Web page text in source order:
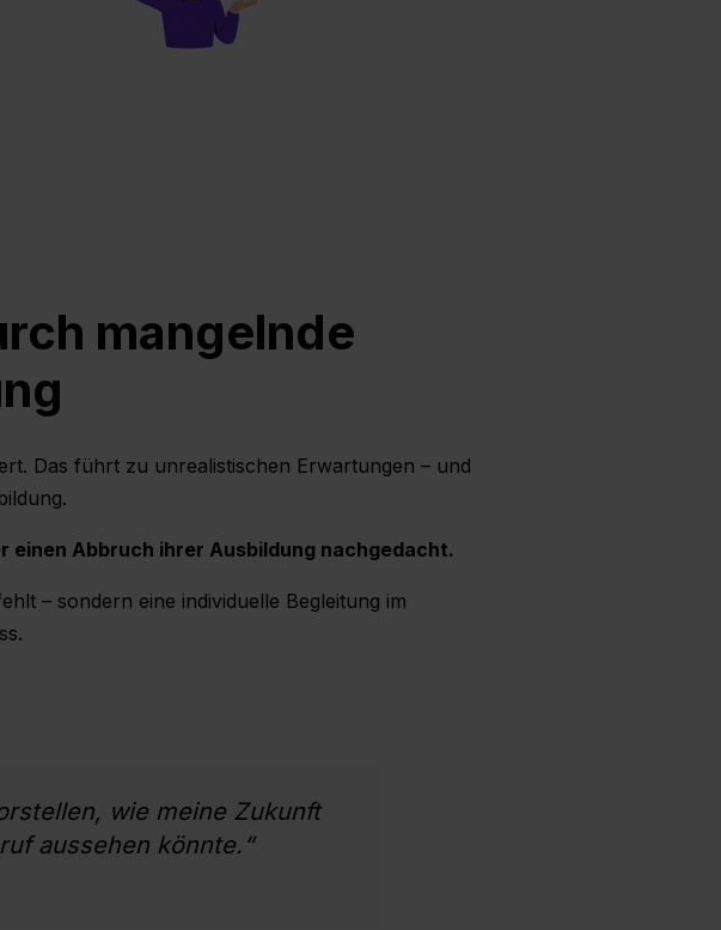
mangelnde
Das führt zu unrealistischen Erwartungen – und
einen Abbruch ihrer Ausbildung nachgedacht.
– sondern eine individuelle Begleitung im
wie meine Zukunft
aussehen könnte.“